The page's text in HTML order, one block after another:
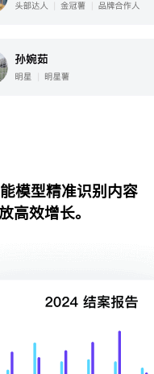
模型精准识别内容
高效增长。